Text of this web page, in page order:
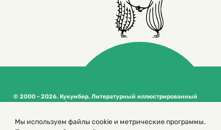
© 2000 – 2026. Кукумбер. Литературный иллюстрированный
журнал для детей
сайта
Мы используем файлы cookie и метрические программы.